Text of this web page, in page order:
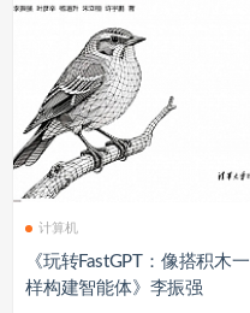
计算机
《玩转FastGPT：像搭积木一
样构建智能体》李振强